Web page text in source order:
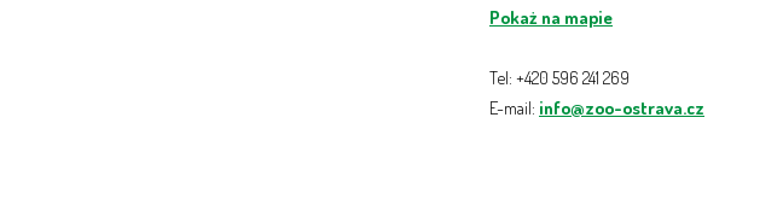
Pokaż na mapie
Tel: +420 596 241 269
E-mail: info@zoo-ostrava.cz